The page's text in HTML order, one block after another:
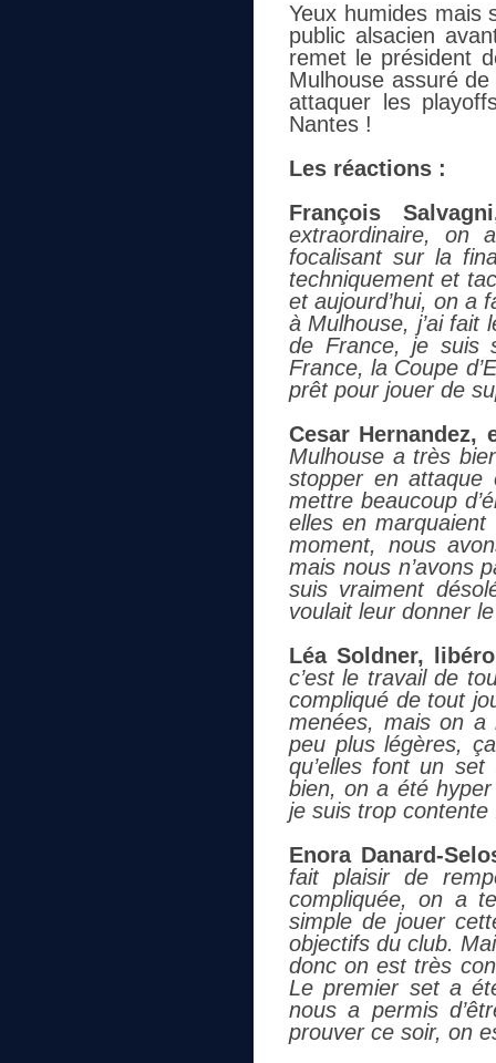
Yeux humides mais
public alsacien
remet le président
Mulhouse assuré
attaquer les
Nantes !
Les réactions :
François
extraordinaire, on
focalisant sur la
techniquement et
et aujourd’hui, on a
à Mulhouse, j’ai fait
de France, je suis
France, la Coupe
prêt pour jouer de
Cesar Hernandez,
Mulhouse a très
stopper en attaque
mettre beaucoup
elles en
moment, nous
mais nous n’avons
suis vraiment
voulait leur donner
Léa Soldner,
c’est le travail de
compliqué de tout
menées, mais on
peu plus légères,
qu’elles font un
bien, on a été
je suis trop contente
Enora Danard-
fait plaisir de
compliquée, on a
simple de jouer
objectifs du club.
donc on est très
Le premier set a
nous a permis
prouver ce soir, on